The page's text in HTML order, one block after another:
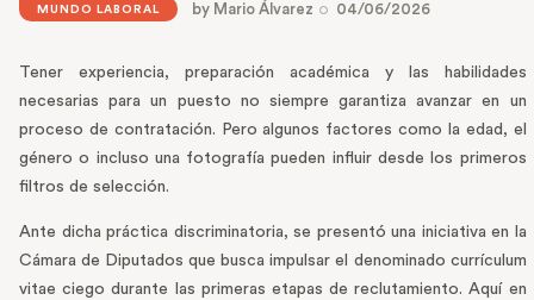
MUNDO LABORAL by Mario Álvarez 04/06/2026
Tener experiencia, preparación académica y las habilidades
necesarias para un puesto no siempre garantiza avanzar en un
proceso de contratación. Pero algunos factores como la edad, el
género o incluso una fotografía pueden influir desde los primeros
filtros de selección.
Ante dicha práctica discriminatoria, se presentó una iniciativa en la
Cámara de Diputados que busca impulsar el denominado currículum
vitae ciego durante las primeras etapas de reclutamiento. Aquí en